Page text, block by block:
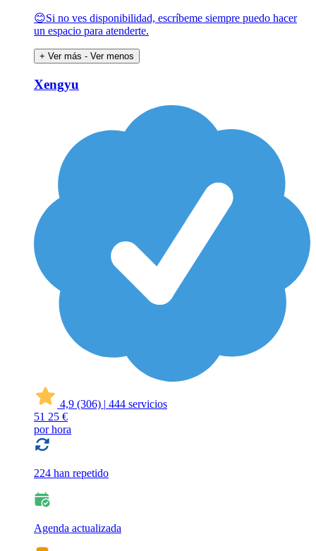
😊Si no ves disponibilidad, escríbeme siempre puedo hacer
un espacio para atenderte.
+ Ver más - Ver menos
Xengyu
4,9 (306) | 444 servicios
51 25 €
por hora
224 han repetido
Agenda actualizada